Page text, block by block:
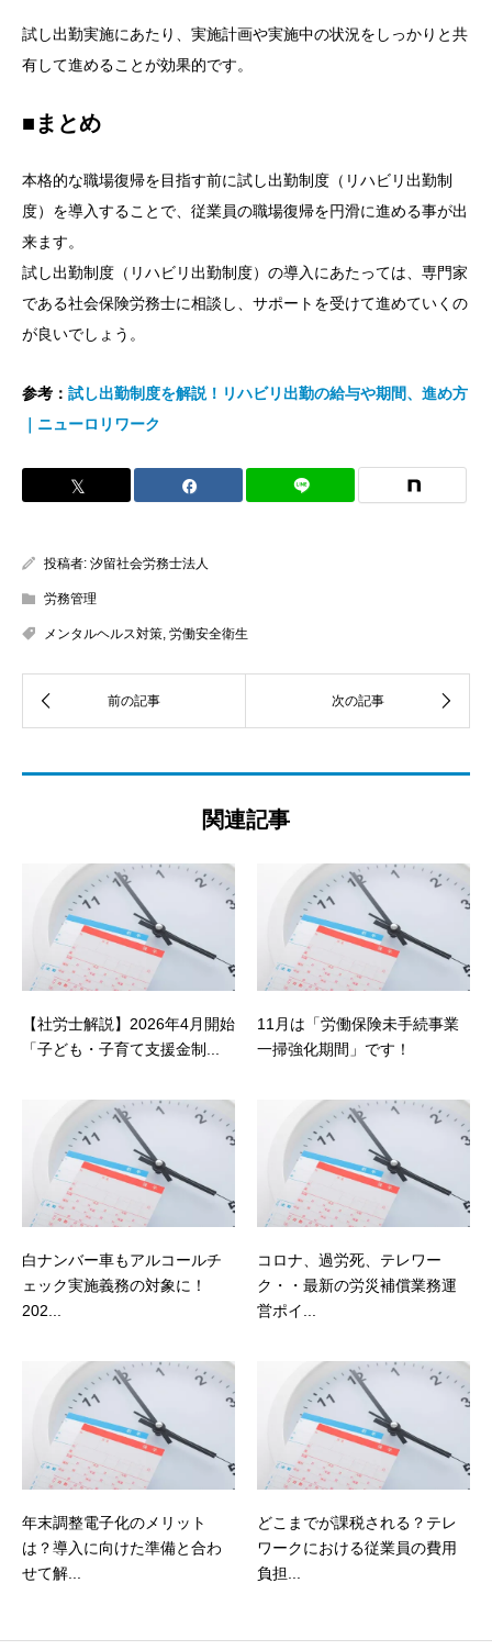
試し出勤実施にあたり、実施計画や実施中の状況をしっかりと共
有して進めることが効果的です。
■まとめ
本格的な職場復帰を目指す前に試し出勤制度（リハビリ出勤制
度）を導入することで、従業員の職場復帰を円滑に進める事が出
来ます。
試し出勤制度（リハビリ出勤制度）の導入にあたっては、専門家
である社会保険労務士に相談し、サポートを受けて進めていくの
が良いでしょう。
参考： 試し出勤制度を解説！リハビリ出勤の給与や期間、進め方
｜ニューロリワーク
投稿者: 汐留社会労務士法人
労務管理
メンタルヘルス対策 労働安全衛生
関連記事
【社労士解説】2026年4月開始
「子ども・子育て支援金制...
11月は「労働保険未手続事業
一掃強化期間」です！
白ナンバー車もアルコールチ
ェック実施義務の対象に！
202...
コロナ、過労死、テレワー
ク・・最新の労災補償業務運
営ポイ...
年末調整電子化のメリット
は？導入に向けた準備と合わ
せて解...
どこまでが課税される？テレ
ワークにおける従業員の費用
負担...